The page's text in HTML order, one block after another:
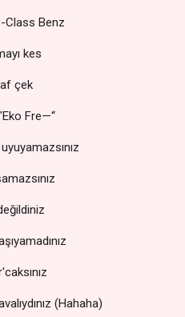
Class Benz
kes
çek
Fre—“
(Hahaha)